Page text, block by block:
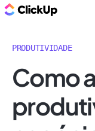
PRODUTIVIDADE
Como